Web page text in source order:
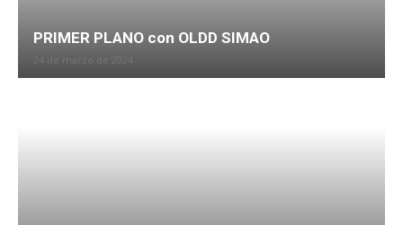
PRIMER PLANO con OLDD SIMAO
24 de marzo de 2024